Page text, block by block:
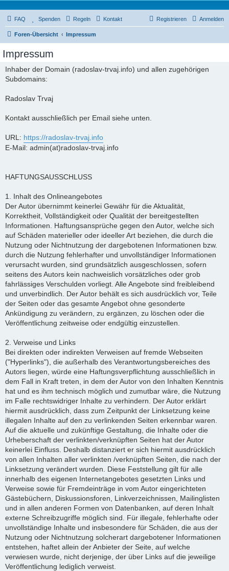
FAQ Spenden Regeln Kontakt Anmelden
Registrieren
Foren-Übersicht Impressum
Impressum
Inhaber der Domain (radoslav-trvaj.info) und allen zugehörigen
Subdomains:
Radoslav Trvaj
Kontakt ausschließlich per Email siehe unten.
URL: https://radoslav-trvaj.info
E-Mail: admin(at)radoslav-trvaj.info
HAFTUNGSAUSSCHLUSS
1. Inhalt des Onlineangebotes
Der Autor übernimmt keinerlei Gewähr für die Aktualität,
Korrektheit, Vollständigkeit oder Qualität der bereitgestellten
Informationen. Haftungsansprüche gegen den Autor, welche sich
auf Schäden materieller oder ideeller Art beziehen, die durch die
Nutzung oder Nichtnutzung der dargebotenen Informationen bzw.
durch die Nutzung fehlerhafter und unvollständiger Informationen
verursacht wurden, sind grundsätzlich ausgeschlossen, sofern
seitens des Autors kein nachweislich vorsätzliches oder grob
fahrlässiges Verschulden vorliegt. Alle Angebote sind freibleibend
und unverbindlich. Der Autor behält es sich ausdrücklich vor, Teile
der Seiten oder das gesamte Angebot ohne gesonderte
Ankündigung zu verändern, zu ergänzen, zu löschen oder die
Veröffentlichung zeitweise oder endgültig einzustellen.
2. Verweise und Links
Bei direkten oder indirekten Verweisen auf fremde Webseiten
("Hyperlinks"), die außerhalb des Verantwortungsbereiches des
Autors liegen, würde eine Haftungsverpflichtung ausschließlich in
dem Fall in Kraft treten, in dem der Autor von den Inhalten Kenntnis
hat und es ihm technisch möglich und zumutbar wäre, die Nutzung
im Falle rechtswidriger Inhalte zu verhindern. Der Autor erklärt
hiermit ausdrücklich, dass zum Zeitpunkt der Linksetzung keine
illegalen Inhalte auf den zu verlinkenden Seiten erkennbar waren.
Auf die aktuelle und zukünftige Gestaltung, die Inhalte oder die
Urheberschaft der verlinkten/verknüpften Seiten hat der Autor
keinerlei Einfluss. Deshalb distanziert er sich hiermit ausdrücklich
von allen Inhalten aller verlinkten /verknüpften Seiten, die nach der
Linksetzung verändert wurden. Diese Feststellung gilt für alle
innerhalb des eigenen Internetangebotes gesetzten Links und
Verweise sowie für Fremdeinträge in vom Autor eingerichteten
Gästebüchern, Diskussionsforen, Linkverzeichnissen, Mailinglisten
und in allen anderen Formen von Datenbanken, auf deren Inhalt
externe Schreibzugriffe möglich sind. Für illegale, fehlerhafte oder
unvollständige Inhalte und insbesondere für Schäden, die aus der
Nutzung oder Nichtnutzung solcherart dargebotener Informationen
entstehen, haftet allein der Anbieter der Seite, auf welche
verwiesen wurde, nicht derjenige, der über Links auf die jeweilige
Veröffentlichung lediglich verweist.